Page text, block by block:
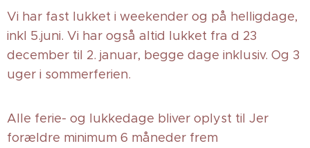
Vi har fast lukket i weekender og på helligdage,
inkl 5.juni. Vi har også altid lukket fra d 23
december til 2. januar, begge dage inklusiv. Og 3
uger i sommerferien.
Alle ferie- og lukkedage bliver oplyst til Jer
forældre minimum 6 måneder frem